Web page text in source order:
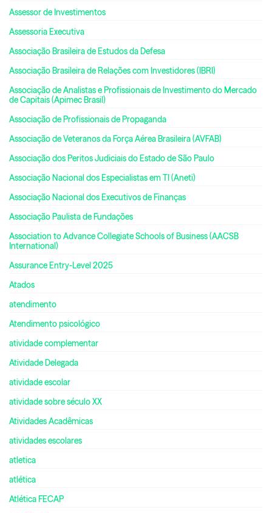
Assessor de Investimentos
Assessoria Executiva
Associação Brasileira de Estudos da Defesa
Associação Brasileira de Relações com Investidores (IBRI)
Associação de Analistas e Profissionais de Investimento do Mercado
de Capitais (Apimec Brasil)
Associação de Profissionais de Propaganda
Associação de Veteranos da Força Aérea Brasileira (AVFAB)
Associação dos Peritos Judiciais do Estado de São Paulo
Associação Nacional dos Especialistas em TI (Aneti)
Associação Nacional dos Executivos de Finanças
Associação Paulista de Fundações
Association to Advance Collegiate Schools of Business (AACSB
International)
Assurance Entry-Level 2025
Atados
atendimento
Atendimento psicológico
atividade complementar
Atividade Delegada
atividade escolar
atividade sobre século XX
Atividades Acadêmicas
atividades escolares
atletica
atlética
Atlética FECAP